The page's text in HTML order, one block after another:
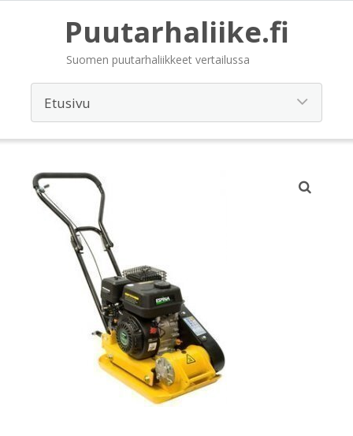
Puutarhaliike.fi
Suomen puutarhaliikkeet vertailussa